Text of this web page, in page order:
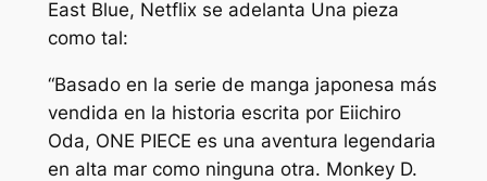
East Blue, Netflix se adelanta Una pieza
como tal:
“Basado en la serie de manga japonesa más
vendida en la historia escrita por Eiichiro
Oda, ONE PIECE es una aventura legendaria
en alta mar como ninguna otra. Monkey D.